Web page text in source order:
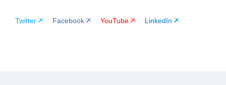
Twitter Facebook YouTube LinkedIn